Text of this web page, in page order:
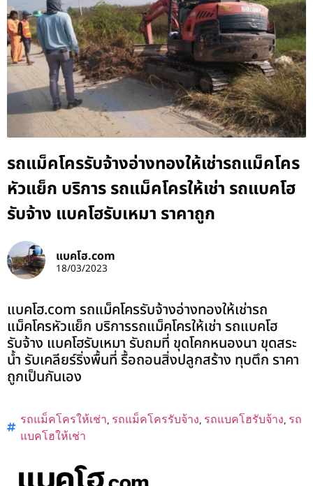
รถแม็คโครรับจ้างอ่างทองให้เช่ารถแม็คโคร
หัวแย็ก บริการ รถแม็คโครให้เช่า รถแบคโฮ
รับจ้าง แบคโฮรับเหมา ราคาถูก
แบคโฮ.com
18/03/2023
แบคโฮ.com รถแม็คโครรับจ้างอ่างทองให้เช่ารถ
แม็คโครหัวแย็ก บริการรถแม็คโครให้เช่า รถแบคโฮ
รับจ้าง แบคโฮรับเหมา รับถมที่ ขุดโคกหนองนา ขุดสระ
น้ำ รับเคลียร์ริ่งพื้นที่ รื้อถอนสิ่งปลูกสร้าง ทุบตึก ราคา
ถูกเป็นกันเอง
รถแม็คโครให้เช่า, รถแม็คโครรับจ้าง, รถแบคโฮรับจ้าง, รถ
แบคโฮให้เช่า